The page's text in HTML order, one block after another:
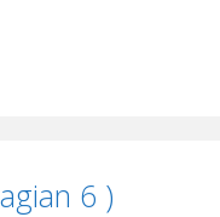
6 )